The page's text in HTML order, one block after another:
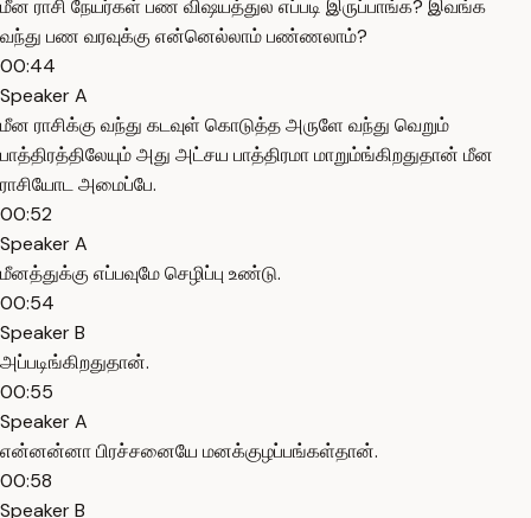
மீன ராசி நேயர்கள் பண விஷயத்துல எப்படி இருப்பாங்க? இவங்க
வந்து பண வரவுக்கு என்னெல்லாம் பண்ணலாம்?
00:44
Speaker A
மீன ராசிக்கு வந்து கடவுள் கொடுத்த அருளே வந்து வெறும்
பாத்திரத்திலேயும் அது அட்சய பாத்திரமா மாறும்ங்கிறதுதான் மீன
ராசியோட அமைப்பே.
00:52
Speaker A
மீனத்துக்கு எப்பவுமே செழிப்பு உண்டு.
00:54
Speaker B
அப்படிங்கிறதுதான்.
00:55
Speaker A
என்னன்னா பிரச்சனையே மனக்குழப்பங்கள்தான்.
00:58
Speaker B